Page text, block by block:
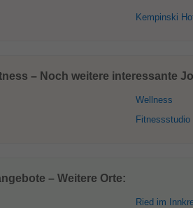
Kempinski
– Noch weitere interessante
Wellness
Fitnessstudio
– Weitere Orte:
Ried im